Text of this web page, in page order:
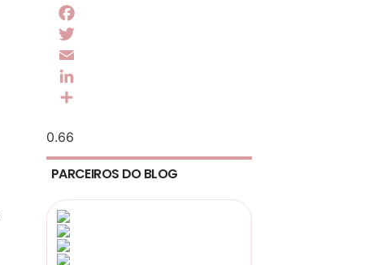
Facebook
Twitter
Email
LinkedIn
PARCEIROS DO BLOG